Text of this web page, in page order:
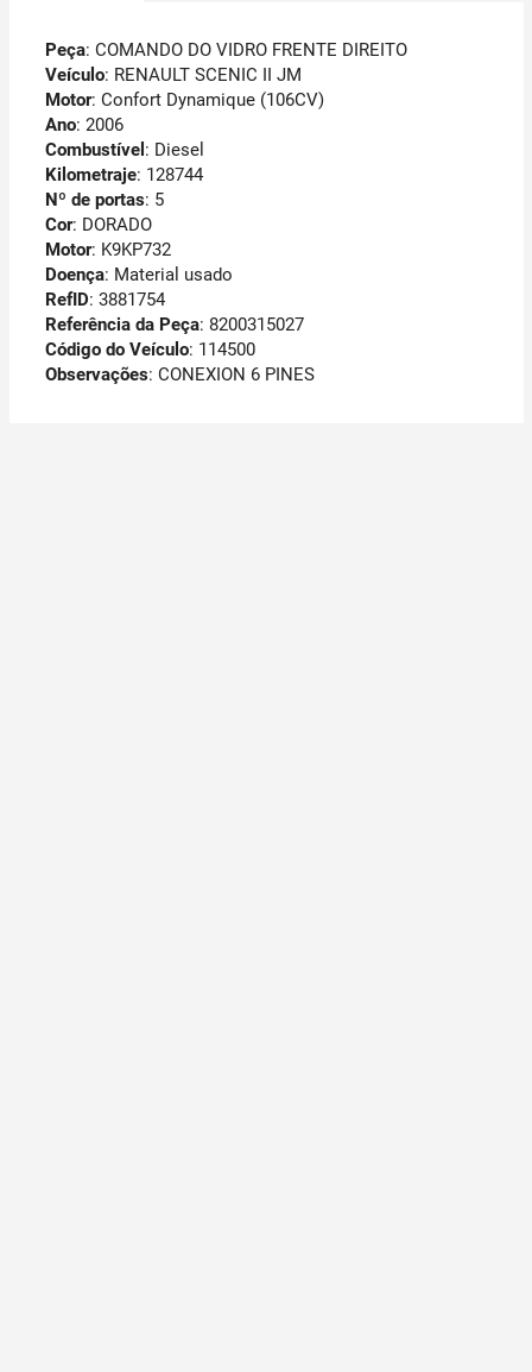
Peça: COMANDO DO VIDRO FRENTE DIREITO
Veículo: RENAULT SCENIC II JM
Motor: Confort Dynamique (106CV)
Ano: 2006
Combustível : Diesel
Kilometraje: 128744
Nº de portas: 5
Cor: DORADO
Motor: K9KP732
Doença: Material usado
RefID: 3881754
Referência da Peça: 8200315027
Código do Veículo: 114500
Observações: CONEXION 6 PINES